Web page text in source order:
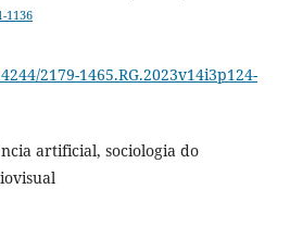
1136
2179-1465.RG.2023v14i3p124-
artificial, sociologia do